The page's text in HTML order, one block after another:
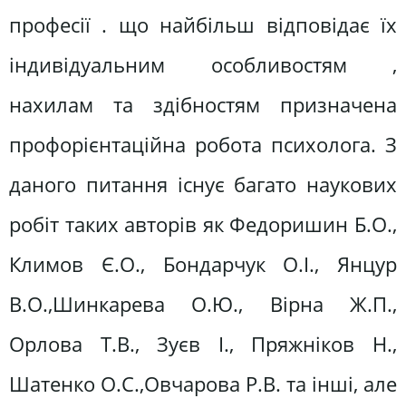
професії . що найбільш відповідає їх
індивідуальним особливостям ,
нахилам та здібностям призначена
профорієнтаційна робота психолога. З
даного питання існує багато наукових
робіт таких авторів як Федоришин Б.О.,
Климов Є.О., Бондарчук О.І., Янцур
В.О.,Шинкарева О.Ю., Вірна Ж.П.,
Орлова Т.В., Зуєв І., Пряжніков Н.,
Шатенко О.С.,Овчарова Р.В. та інші, але